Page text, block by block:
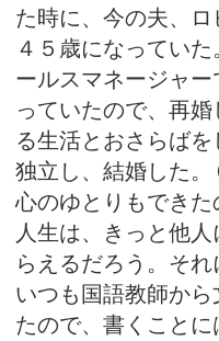
た時に、今の夫、
４５歳になってい
ールスマネージャ
っていたので、再
る生活とおさらば
独立し、結婚した
心のゆとりもでき
人生は、きっと他
らえるだろう。それ
いつも国語教師か
たので、書くことに